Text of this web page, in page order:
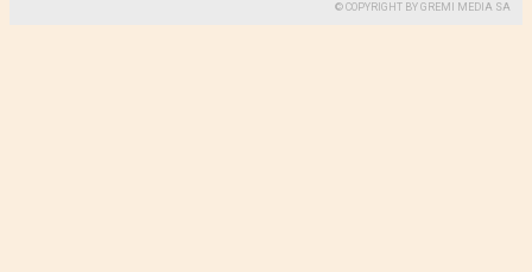
© COPYRIGHT BY GREMI MEDIA SA